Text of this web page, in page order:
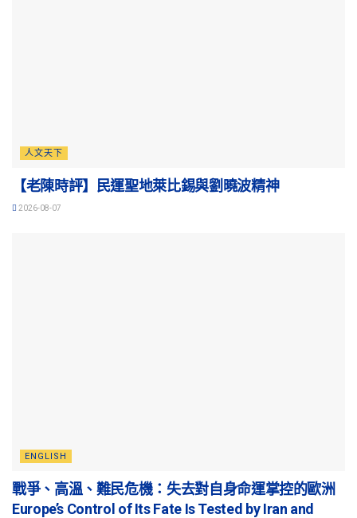
人文天下
【老陳時評】民運聖地萊比錫與劉曉波精神
2026-08-07
ENGLISH
戰爭、高溫、難民危機：失去對自身命運掌控的歐洲
Europe’s Control of Its Fate Is Tested by Iran and